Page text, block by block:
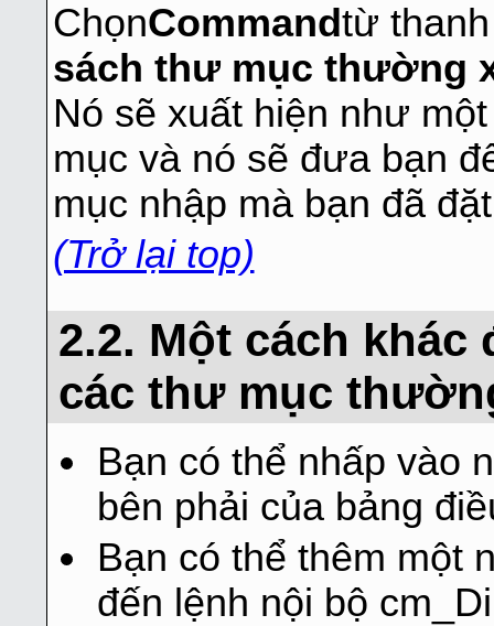
ChọnCommandtừ
sách thư mục thường
Nó sẽ xuất hiện như
mục và nó sẽ đưa bạn
mục nhập mà bạn đã
(Trở lại top)
2.2. Một cách khác
các thư mục
Bạn có thể nhấp vào
bên phải của bảng
Bạn có thể thêm một
đến lệnh nội bộ